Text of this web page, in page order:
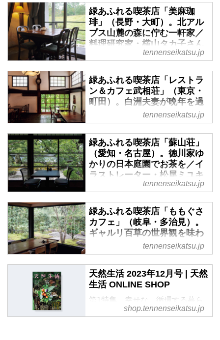
緑あふれる喫茶店「美麻珈
琲」（長野・大町）。北アル
プス山麓の森に佇む一軒家／
料理研究家・横山タカ子さん
のお気に入り - 天然生活web
いるだけで清々しい気分になる、
森や公園の中にある喫茶店。長野
に住む料理研究家の横山タカ子さ
んに、お気に入りの喫茶店とメニ
ューをお聞きしました。（『天然
tennenseikatsu.jp
緑あふれる喫茶店「レストラ
ン＆カフェ武相荘」（東京・
町田）。白洲夫妻が晩年を過
ごした古民家／喫茶写真撮影
家・川口葉子さんのお気に入
り - 天然生活web
いるだけで清々しい気分になる、
森や公園の中にある喫茶店。約30
年にわたり全国のカフェや喫茶店
を訪れてきた、ライターの川口葉
子さんに、お気に入りの喫茶店と
メニューをお聞きしました。
（『天然生活』2023年12月号掲
載）
tennenseikatsu.jp
緑あふれる喫茶店「蘇山荘」
（愛知・名古屋）。徳川家ゆ
かりの日本庭園でお茶を／イ
ラストレーター・松尾ミユキ
さんのお気に入り - 天然生活
いるだけで清々しい気分になる、
森や公園の中にある喫茶店。イラ
ストレーターの松尾ミユキさん
に、お気に入りの喫茶店とメニュ
ーをお聞きしました。（『天然生
活』2023年12月号掲載）
tennenseikatsu.jp
緑あふれる喫茶店「ももぐさ
カフェ」（岐阜・多治見）。
ギャルリ百草の世界観を味わ
う／喫茶写真撮影家・川口葉
子さんのお気に入り - 天然生
活web
いるだけで清々しい気分になる、
ターの川口葉子さんに、お気に入
りの喫茶店とメニューをお聞きし
tennenseikatsu.jp
天然生活 2023年12月号 | 天然
生活 ONLINE SHOP
第1特集 幸せな、循環する暮ら
し ／ 第2特集 素晴らしき、いや
shop.tennenseikatsu.jp